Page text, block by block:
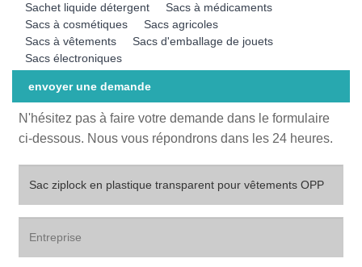
Sachet liquide détergent
Sacs à médicaments
Sacs à cosmétiques
Sacs agricoles
Sacs à vêtements
Sacs d'emballage de jouets
Sacs électroniques
envoyer une demande
N'hésitez pas à faire votre demande dans le formulaire
ci-dessous. Nous vous répondrons dans les 24 heures.